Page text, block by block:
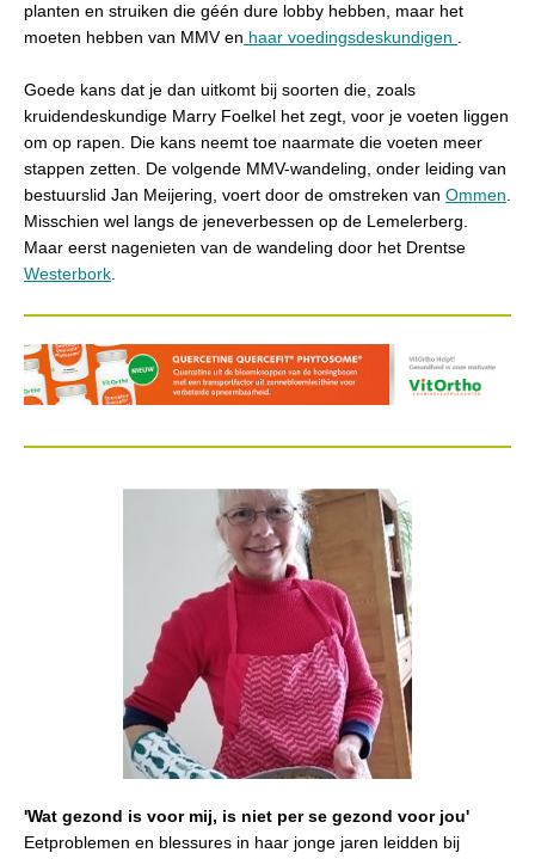
planten en struiken die géén dure lobby hebben, maar het
moeten hebben van MMV en haar voedingsdeskundigen
Goede kans dat je dan uitkomt bij soorten die, zoals
kruidendeskundige Marry Foelkel het zegt, voor je voeten liggen
om op rapen. Die kans neemt toe naarmate die voeten meer
stappen zetten. De volgende MMV-wandeling, onder leiding van
bestuurslid Jan Meijering, voert door de omstreken van Ommen
Misschien wel langs de jeneverbessen op de Lemelerberg.
Maar eerst nagenieten van de wandeling door het Drentse
Westerbork
'Wat gezond is voor mij, is niet per se gezond voor jou'
Eetproblemen en blessures in haar jonge jaren leidden bij